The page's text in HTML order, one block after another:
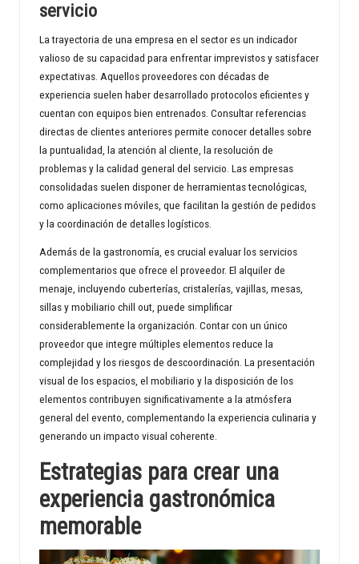
servicio
La trayectoria de una empresa en el sector es un indicador
valioso de su capacidad para enfrentar imprevistos y satisfacer
expectativas. Aquellos proveedores con décadas de
experiencia suelen haber desarrollado protocolos eficientes y
cuentan con equipos bien entrenados. Consultar referencias
directas de clientes anteriores permite conocer detalles sobre
la puntualidad, la atención al cliente, la resolución de
problemas y la calidad general del servicio. Las empresas
consolidadas suelen disponer de herramientas tecnológicas,
como aplicaciones móviles, que facilitan la gestión de pedidos
y la coordinación de detalles logísticos.
Además de la gastronomía, es crucial evaluar los servicios
complementarios que ofrece el proveedor. El alquiler de
menaje, incluyendo cuberterías, cristalerías, vajillas, mesas,
sillas y mobiliario chill out, puede simplificar
considerablemente la organización. Contar con un único
proveedor que integre múltiples elementos reduce la
complejidad y los riesgos de descoordinación. La presentación
visual de los espacios, el mobiliario y la disposición de los
elementos contribuyen significativamente a la atmósfera
general del evento, complementando la experiencia culinaria y
generando un impacto visual coherente.
Estrategias para crear una
experiencia gastronómica
memorable